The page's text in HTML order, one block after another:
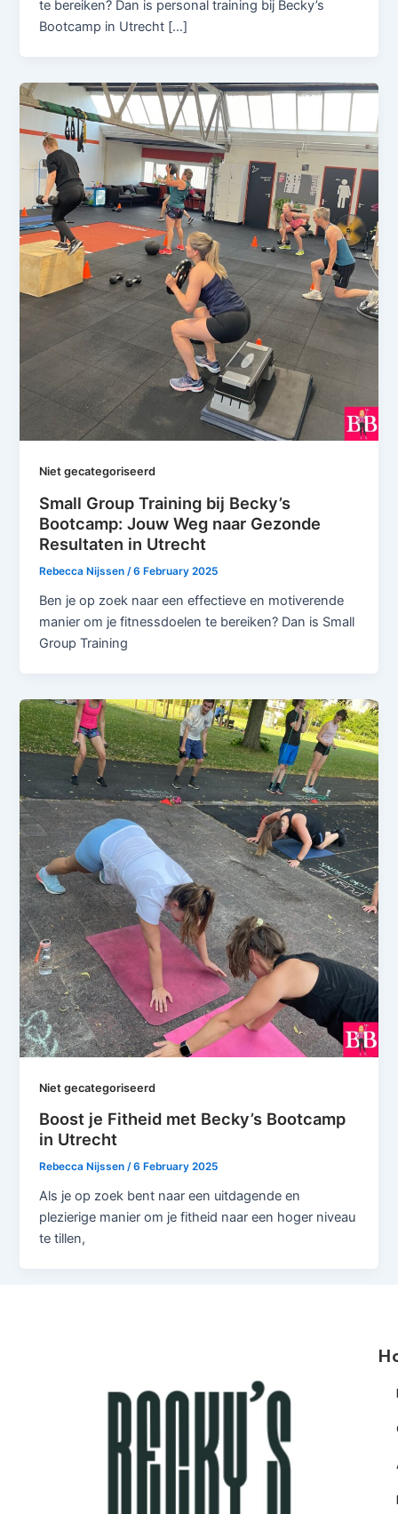
te bereiken? Dan is personal training bij Becky’s
Bootcamp in Utrecht […]
Niet gecategoriseerd
Small Group Training bij Becky’s
Bootcamp: Jouw Weg naar Gezonde
Resultaten in Utrecht
Rebecca Nijssen /6 February 2025
Ben je op zoek naar een effectieve en motiverende
manier om je fitnessdoelen te bereiken? Dan is Small
Group Training
Niet gecategoriseerd
Boost je Fitheid met Becky’s Bootcamp
in Utrecht
Rebecca Nijssen/6 February 2025
Als je op zoek bent naar een uitdagende en
plezierige manier om je fitheid naar een hoger niveau
te tillen,